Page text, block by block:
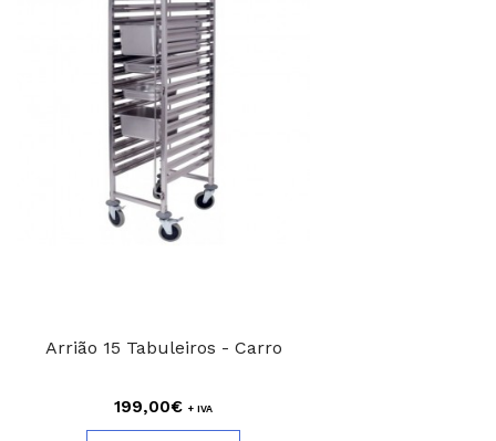
Arrião 15 Tabuleiros - Carro
199,00€ + IVA